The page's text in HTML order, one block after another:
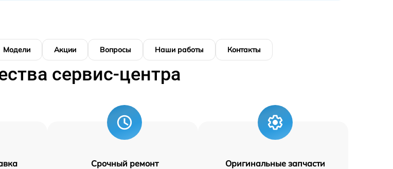
Модели Акции Вопросы Наши работы Контакты
сервис-центра
Срочный ремонт Оригинальные запчасти